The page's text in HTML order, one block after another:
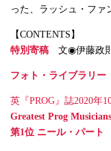
った、ラッシュ・ファ
【CONTENTS】
特別寄稿 文◉伊藤政則
フォト・ライブラリー
英『PROG』誌2020年
Greatest Prog
第1位 ニール・パート